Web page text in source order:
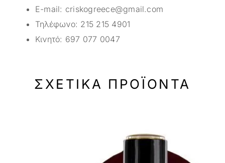
E-mail: criskogreece@gmail.com
Τηλέφωνο: 215 215 4901
Κινητό: 697 077 0047
ΣΧΕΤΙΚΆ ΠΡΟΪΌΝΤΑ